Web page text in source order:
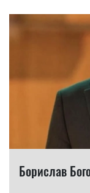
Борислав